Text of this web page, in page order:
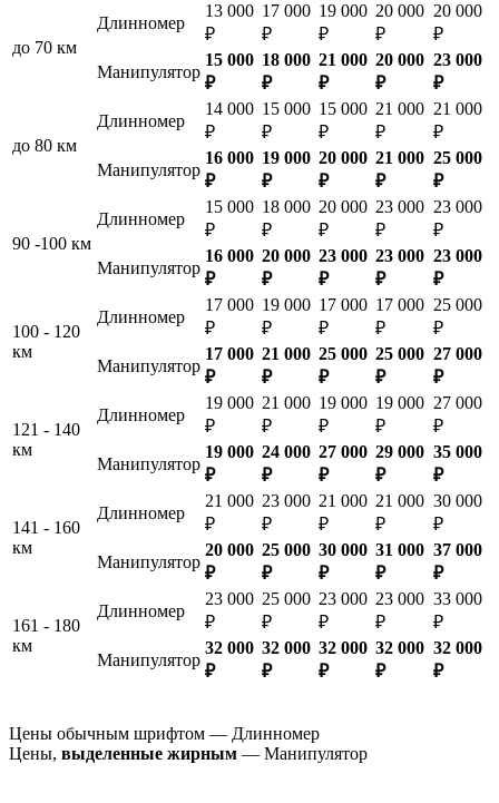
до 70 км
Длинномер
13 000
₽
17 000
₽
19 000
₽
20 000
₽
20 000
₽
Манипулятор
15 000
₽
18 000
₽
21 000
₽
20 000
₽
23 000
₽
до 80 км
Длинномер
14 000
₽
15 000
₽
15 000
₽
21 000
₽
21 000
₽
Манипулятор
16 000
₽
19 000
₽
20 000
₽
21 000
₽
25 000
₽
90 -100 км
Длинномер
15 000
₽
18 000
₽
20 000
₽
23 000
₽
23 000
₽
Манипулятор
16 000
₽
20 000
₽
23 000
₽
23 000
₽
23 000
₽
100 - 120
км
Длинномер
17 000
₽
19 000
₽
17 000
₽
17 000
₽
25 000
₽
Манипулятор
17 000
₽
21 000
₽
25 000
₽
25 000
₽
27 000
₽
121 - 140
км
Длинномер
19 000
₽
21 000
₽
19 000
₽
19 000
₽
27 000
₽
Манипулятор
19 000
₽
24 000
₽
27 000
₽
29 000
₽
35 000
₽
141 - 160
км
Длинномер
21 000
₽
23 000
₽
21 000
₽
21 000
₽
30 000
₽
Манипулятор
20 000
₽
25 000
₽
30 000
₽
31 000
₽
37 000
₽
161 - 180
км
Длинномер
23 000
₽
25 000
₽
23 000
₽
23 000
₽
33 000
₽
Манипулятор
32 000
₽
32 000
₽
32 000
₽
32 000
₽
32 000
₽
Цены обычным шрифтом — Длинномер
Цены, выделенные жирным — Манипулятор